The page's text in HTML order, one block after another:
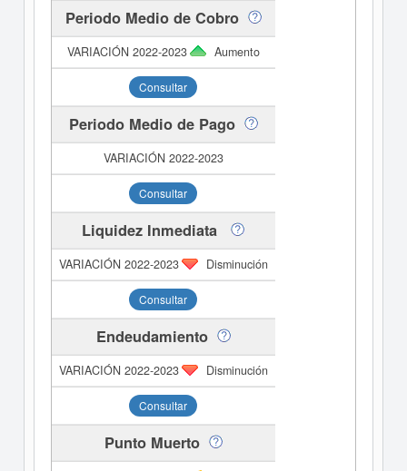
Periodo Medio de Cobro
Aumento
Consultar
Periodo Medio de Pago
Consultar
Liquidez Inmediata
Disminución
Consultar
Endeudamiento
Disminución
Consultar
Punto Muerto